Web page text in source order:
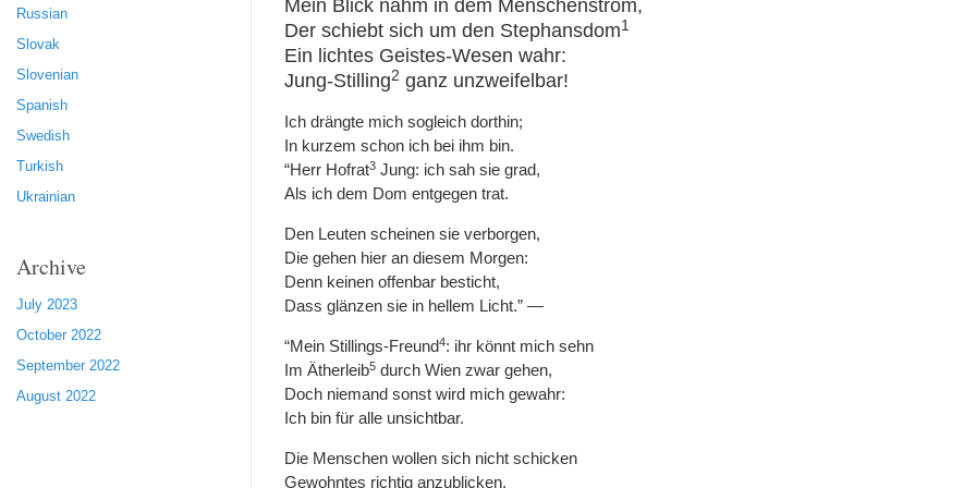
Russian
Slovak
Slovenian
Spanish
Swedish
Turkish
Ukrainian
Archive
July 2023
October 2022
September 2022
August 2022
Mein Blick nahm in dem Menschenstrom,
Der schiebt sich um den Stephansdom1
Ein lichtes Geistes-Wesen wahr:
Jung-Stilling2 ganz unzweifelbar!
Ich drängte mich sogleich dorthin;
In kurzem schon ich bei ihm bin.
“Herr Hofrat3 Jung: ich sah sie grad,
Als ich dem Dom entgegen trat.
Den Leuten scheinen sie verborgen,
Die gehen hier an diesem Morgen:
Denn keinen offenbar besticht,
Dass glänzen sie in hellem Licht.” —
“Mein Stillings-Freund4: ihr könnt mich sehn
Im Ätherleib5 durch Wien zwar gehen,
Doch niemand sonst wird mich gewahr:
Ich bin für alle unsichtbar.
Die Menschen wollen sich nicht schicken
Gewohntes richtig anzublicken.